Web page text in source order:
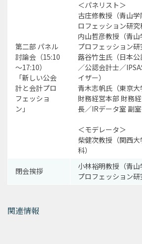
第二部 パネル
討論会（15:10
～17:10）
「新しい公会
計と会計プロ
フェッショ
ン」
＜パネリスト＞
古庄修教授（青山
ロフェッション研究
内山哲彦教授（青
プロフェッション研
蕗谷竹生氏（日本
／公認会計士／
イザー）
青木志帆氏（東京
財務経営本部 財務
長／IRデータ室 副室
＜モデレータ＞
柴健次教授（関西
科）
閉会挨拶
小林裕明教授（青
プロフェッション研
関連情報